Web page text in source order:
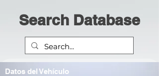
Search Database
Datos del Vehículo